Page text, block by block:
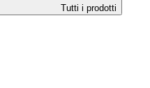
Tutti i prodotti